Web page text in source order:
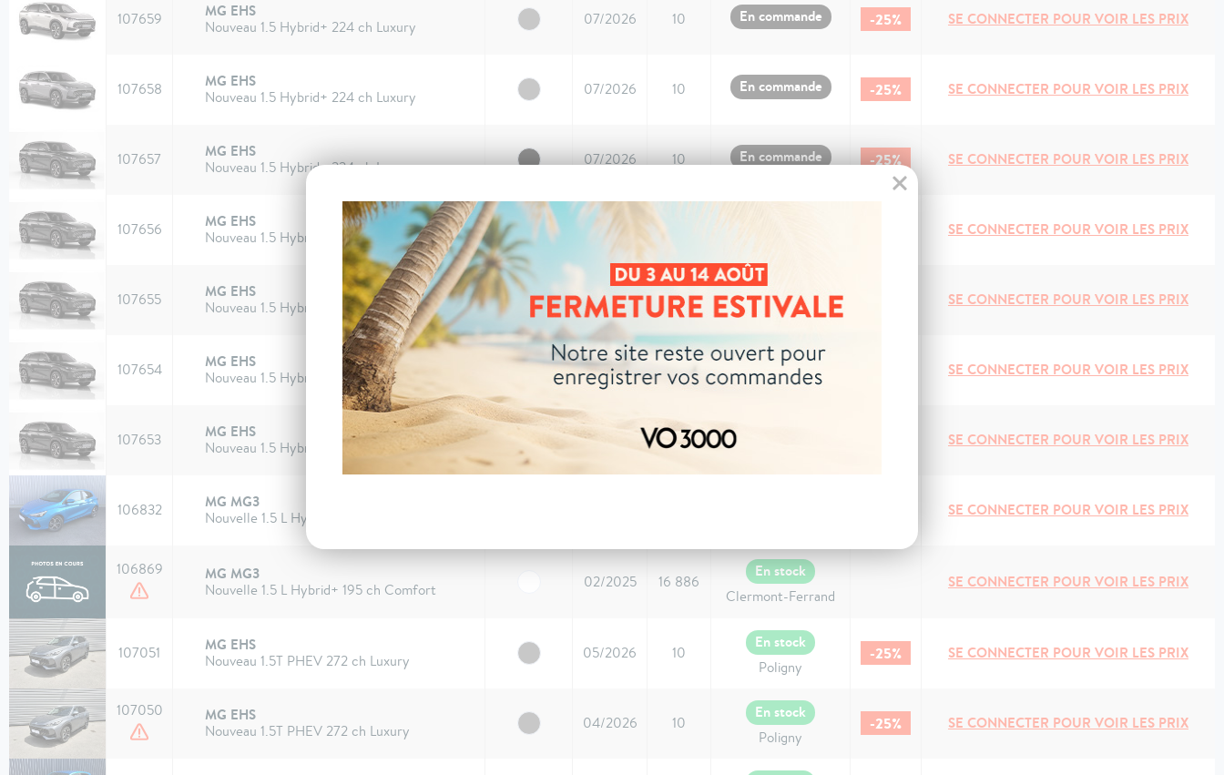
107659 MG EHS
Nouveau 1.5 Hybrid+ 224 ch Luxury 07/2026 10 En commande -25% SE CONNECTER POUR VOIR LES PRIX
107658 MG EHS
Nouveau 1.5 Hybrid+ 224 ch Luxury 07/2026 10 En commande -25% SE CONNECTER POUR VOIR LES PRIX
107657 MG EHS
Nouveau 1.5 Hybrid+ 224 ch Luxury 07/2026 10 En commande -25% SE CONNECTER POUR VOIR LES PRIX
107656 MG EHS
Nouveau 1.5 Hybrid+ 224 ch Luxury 07/2026 SE CONNECTER POUR VOIR LES PRIX
107655 MG EHS
Nouveau 1.5 Hybrid+ 224 ch Luxury 07/2026 10 En commande SE CONNECTER POUR VOIR LES PRIX
107654 MG EHS
Nouveau 1.5 Hybrid+ 224 ch Luxury 07/2026 10 En commande SE CONNECTER POUR VOIR LES PRIX
107653 MG EHS
Nouveau 1.5 Hybrid+ 224 ch Luxury 07/2026 10 SE CONNECTER POUR VOIR LES PRIX
106832 MG MG3
Nouvelle 1.5 L Hybrid+ 195 ch Luxury SE CONNECTER POUR VOIR LES PRIX
106869 MG MG3
Nouvelle 1.5 L Hybrid+ 195 ch Comfort 02/2025 16 886
En stock
Clermont-Ferrand
SE CONNECTER POUR VOIR LES PRIX
107051 MG EHS
Nouveau 1.5T PHEV 272 ch Luxury 05/2026 10
En stock
Poligny
-25% SE CONNECTER POUR VOIR LES PRIX
107050 MG EHS
Nouveau 1.5T PHEV 272 ch Luxury 04/2026 10
En stock
Poligny
-25% SE CONNECTER POUR VOIR LES PRIX